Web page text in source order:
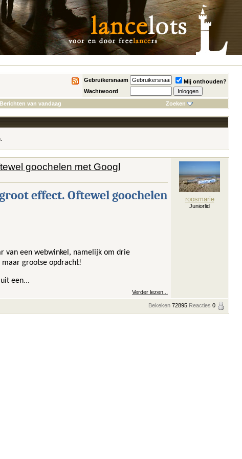
Gebruikersnaam
Mij onthouden?
Wachtwoord
Berichten van vandaag Zoeken
goochelen met Googl
effect. Oftewel goochelen
van een webwinkel, namelijk om drie
maar grootse opdracht!
een
Verder lezen...
roosmarie
Juniorlid
Bekeken 72895 Reacties 0